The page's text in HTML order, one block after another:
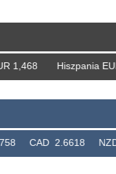
Hiszpania EUR
2.6618 NZD